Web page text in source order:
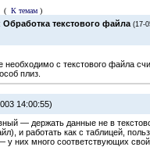
К темам )
Обработка текстового файла (17-
необходимо с текстового файла
плиз.
14:00:55)
— держать данные не в
и работать как с таблицей,
у них много соответствующих